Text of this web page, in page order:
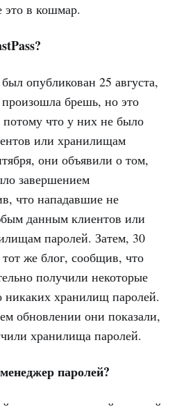
это в кошмар.
опубликован 25 августа,
брешь, но это
что у них не было
или хранилищам
они объявили о том,
завершением
что нападавшие не
данным клиентов или
паролей. Затем, 30
же блог, сообщив, что
получили некоторые
никаких хранилищ паролей.
обновлении они показали,
хранилища паролей.
паролей?